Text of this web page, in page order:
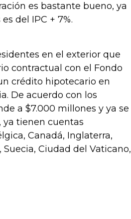
es bastante bueno, ya
del IPC + 7%.
en el exterior que
contractual con el Fondo
crédito hipotecario en
De acuerdo con los
a $7.000 millones y ya se
ya tienen cuentas
Canadá, Inglaterra,
Suecia, Ciudad del Vaticano,